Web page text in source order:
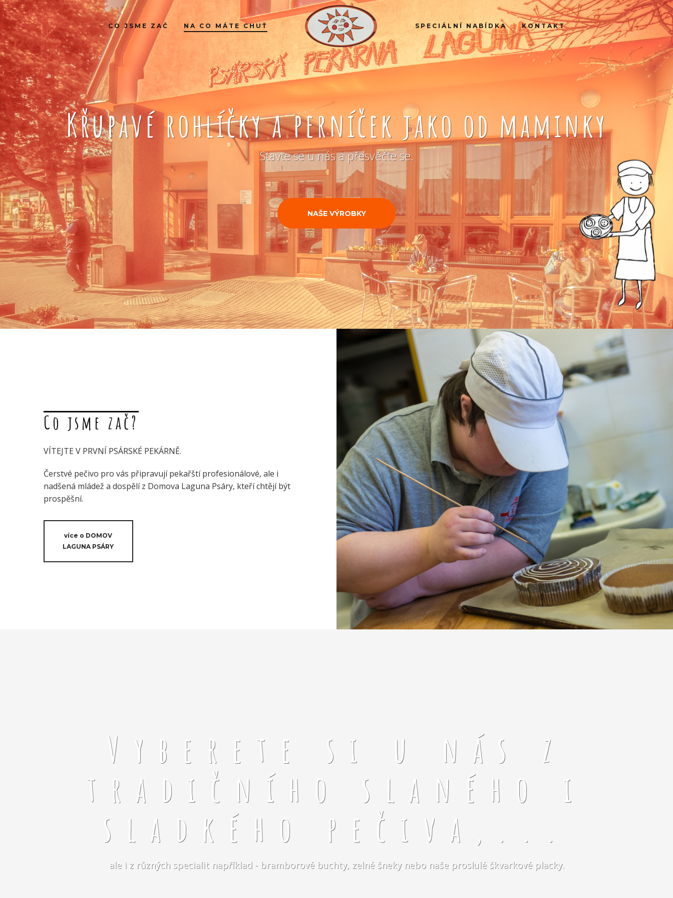
CO JSME ZAČ NA CO MÁTE CHUŤ SPECIÁLNÍ NABÍDKA KONTAKT
Křupavé rohlíčky a perníček jako od maminky
Stavte se u nás a přesvěčte se.
NAŠE VÝROBKY
Co jsme zač?
VÍTEJTE V PRVNÍ PSÁRSKÉ PEKÁRNĚ.
Čerstvé pečivo pro vás připravují pekařští profesionálové, ale i
nadšená mládež a dospělí z Domova Laguna Psáry, kteří chtějí být
prospěšní.
více o DOMOV
LAGUNA PSÁRY
Vyberete si u nás z
tradičního slaného i
sladkého pečiva,...
ale i z různých specialit například - bramborové buchty, zelné šneky nebo naše proslulé škvarkové placky.